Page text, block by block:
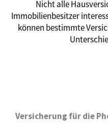
Nicht alle
Immobilienbesitzer
können bestimmte
Versicherung für die